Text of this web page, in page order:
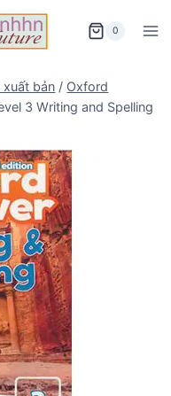
0
xuất bản / Oxford
3 Writing and Spelling